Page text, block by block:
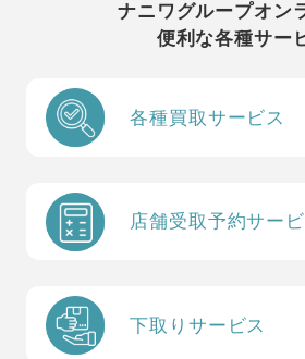
ナニワグループオン
便利な各種サー
各種買取サービス
店舗受取予約サー
下取りサービス